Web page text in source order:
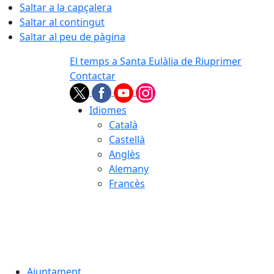
Saltar a la capçalera
Saltar al contingut
Saltar al peu de pàgina
El temps a Santa Eulàlia de Riuprimer
Contactar
Idiomes
Català
Castellà
Anglès
Alemany
Francès